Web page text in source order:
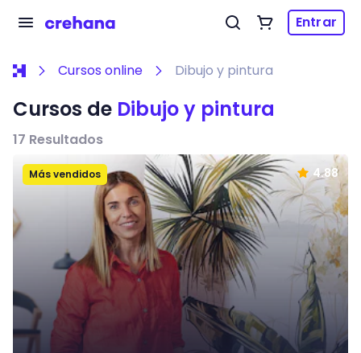
Entrar
Cursos online Dibujo y pintura
Cursos de Dibujo y pintura
17 Resultados
Más vendidos 4.88